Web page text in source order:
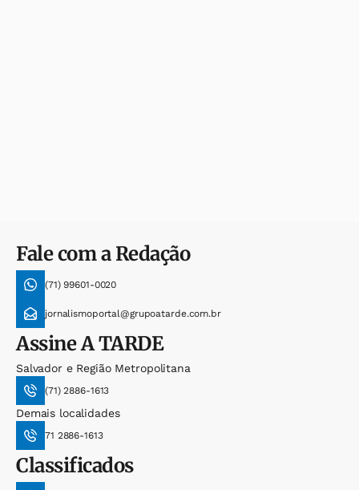
Fale com a Redação
(71) 99601-0020
jornalismoportal@grupoatarde.com.br
AssineA TARDE
Salvador e Região Metropolitana
(71) 2886-1613
Demais localidades
71 2886-1613
Classificados